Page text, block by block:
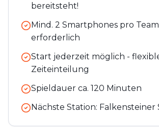
bereitsteht!
Mind. 2 Smartphones pro Team
erforderlich
Start jederzeit möglich -
Zeiteinteilung
Spieldauer ca. 120 Minuten
Nächste Station: Falkensteiner